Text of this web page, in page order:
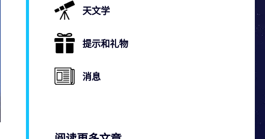
天文学
提示和礼物
消息